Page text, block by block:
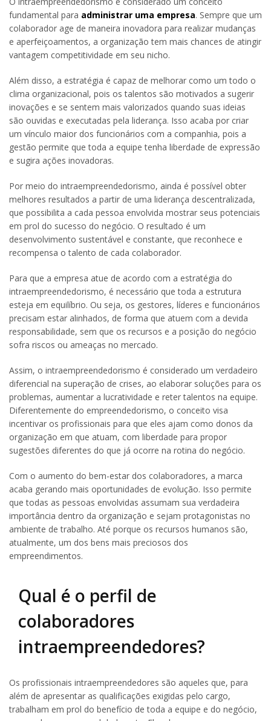
fundamental para administrar uma empresa. Sempre que um
colaborador age de maneira inovadora para realizar mudanças
e aperfeiçoamentos, a organização tem mais chances de atingir
vantagem competitividade em seu nicho.
Além disso, a estratégia é capaz de melhorar como um todo o
clima organizacional, pois os talentos são motivados a sugerir
inovações e se sentem mais valorizados quando suas ideias
são ouvidas e executadas pela liderança. Isso acaba por criar
um vínculo maior dos funcionários com a companhia, pois a
gestão permite que toda a equipe tenha liberdade de expressão
e sugira ações inovadoras.
Por meio do intraempreendedorismo, ainda é possível obter
melhores resultados a partir de uma liderança descentralizada,
que possibilita a cada pessoa envolvida mostrar seus potenciais
em prol do sucesso do negócio. O resultado é um
desenvolvimento sustentável e constante, que reconhece e
recompensa o talento de cada colaborador.
Para que a empresa atue de acordo com a estratégia do
intraempreendedorismo, é necessário que toda a estrutura
esteja em equilíbrio. Ou seja, os gestores, líderes e funcionários
precisam estar alinhados, de forma que atuem com a devida
responsabilidade, sem que os recursos e a posição do negócio
sofra riscos ou ameaças no mercado.
Assim, o intraempreendedorismo é considerado um verdadeiro
diferencial na superação de crises, ao elaborar soluções para os
problemas, aumentar a lucratividade e reter talentos na equipe.
Diferentemente do empreendedorismo, o conceito visa
incentivar os profissionais para que eles ajam como donos da
organização em que atuam, com liberdade para propor
sugestões diferentes do que já ocorre na rotina do negócio.
Com o aumento do bem-estar dos colaboradores, a marca
acaba gerando mais oportunidades de evolução. Isso permite
que todas as pessoas envolvidas assumam sua verdadeira
importância dentro da organização e sejam protagonistas no
ambiente de trabalho. Até porque os recursos humanos são,
atualmente, um dos bens mais preciosos dos
empreendimentos.
Qual é o perfil de
colaboradores
intraempreendedores?
Os profissionais intraempreendedores são aqueles que, para
além de apresentar as qualificações exigidas pelo cargo,
trabalham em prol do benefício de toda a equipe e do negócio,